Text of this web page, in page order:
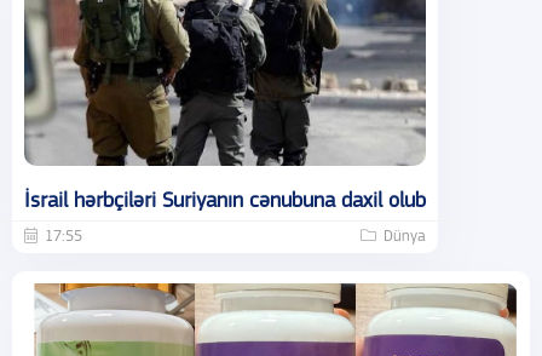
İsrail hərbçiləri Suriyanın cənubuna daxil olub
17:55 Dünya